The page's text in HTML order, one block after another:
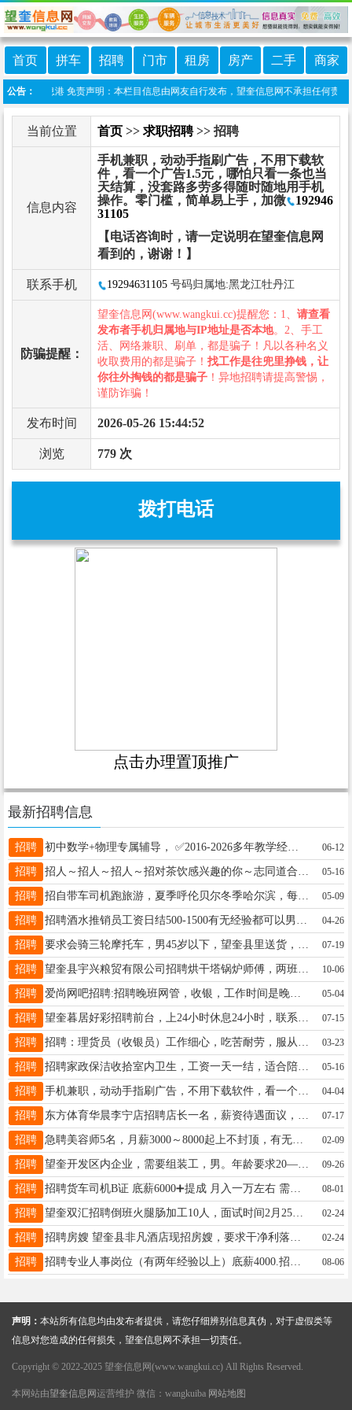
首页 拼车 招聘 门市 租房 房产 二手 商家
公告：
:望奎信息港 免责声明：本栏目信息由网友自行发布，望奎信息网不承担任何责任
当前位置 首页 >> 求职招聘>> 招聘
信息内容
手机兼职，动动手指刷广告，不用下载软
件，看一个广告1.5元，哪怕只看一条也当
天结算，没套路多劳多得随时随地用手机
操作。零门槛，简单易上手，加微
192946
31105
【电话咨询时，请一定说明在望奎信息网
看到的，谢谢！】
联系手机 19294631105 号码归属地:黑龙江牡丹江
防骗提醒：
望奎信息网(www.wangkui.cc)提醒您：1、 请查看
发布者手机归属地与IP地址是否本地。2、手工
活、网络兼职、刷单，都是骗子！凡以各种名义
收取费用的都是骗子！ 找工作是往兜里挣钱，让
你往外掏钱的都是骗子 ！异地招聘请提高警惕，
谨防诈骗！
发布时间 2026-05-26 15:44:52
浏览 779 次
拨打电话
点击办理置顶推广
最新招聘信息
招聘 初中数学+物理专属辅导， ✅2016-2026多年教学经验 ✅ 覆盖初一至初四全阶段 ✅小班教学/一对一/一对二 电话13836426563（微信同步） 06-12
招聘 05-16
招聘 招自带车司机跑旅游，夏季呼伦贝尔冬季哈尔滨，每天负责带游客游玩，踏实肯干月薪过万，15246739072 05-09
招聘 04-26
招聘 07-19
招聘 10-06
招聘 爱尚网吧招聘:招聘晚班网管，收银，工作时间是晚七点到早七点，工资2200满勤200， 联系电话16604556665 05-04
招聘 07-15
招聘 03-23
招聘 招聘家政保洁收拾室内卫生，工资一天一结，适合陪读，有能干活的联系我13845558624 05-16
招聘 04-04
招聘 07-17
招聘 急聘美容师5名，月薪3000～8000起上不封顶，有无经验均可，免费教50多种技术，时间自由，周六周日可以休息！13349451511 02-09
招聘 望奎开发区内企业，需要组装工，男。年龄要求20—55岁之间，工作时间。早8:00~晚5:00。中午工作餐，工资面议，联系电话。15793720708（刘先生） 09-26
招聘 招聘货车司机B证 底薪6000➕提成 月入一万左右 需体力劳动 能劳者多得 招聘车队队长薪资面议 联系电话☎:19845378777 08-01
招聘 望奎双汇招聘倒班火腿肠加工10人，面试时间2月25日上午9点！ 可扫码报名或微信、电话报名（微信同步）或打电话18346455532 02-24
招聘 02-24
招聘 08-06
声明： 本站所有信息均由发布者提供，请您仔细辨别信息真伪，对于虚假类等
信息对您造成的任何损失，望奎信息网不承担一切责任。
Copyright © 2022-2025 望奎信息网(www.wangkui.cc) All Rights Reserved.
本网站由望奎信息网 运营维护 微信：wangkuiba 网站地图